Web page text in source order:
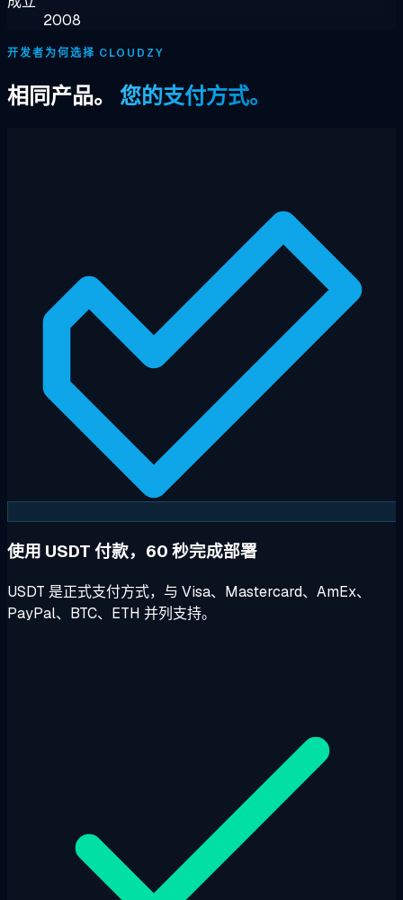
2008
开发者为何选择 CLOUDZY
相同产品。 您的支付方式。
使用 USDT 付款，60 秒完成部署
USDT 是正式支付方式，与 Visa、Mastercard、AmEx、
PayPal、BTC、ETH 并列支持。